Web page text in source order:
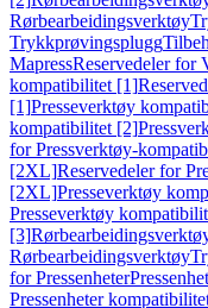
Rørbearbeidingsverktøy
Trykkprøvingsplugg
MapressReservedeler for
kompatibilitet [1]
[1]Presseverktøy
kompatibilitet [2]
for Pressverktøy-
[2XL]Reservedeler for
[2XL]Presseverktøy
Presseverktøy
[3]
Rørbearbeidingsverktøy
for Pressenheter
Pressenheter